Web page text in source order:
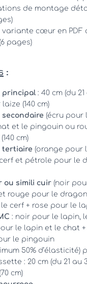
de montage
variante cœur en PDF
pages)
:
principal : 40 cm (du
(140 cm)
secondaire (écru pour
et le pingouin ou
cm)
tertiaire (orange pour
et pétrole pour le
ou simili cuir (noir
rouge pour le
cerf + rose pour le
: noir pour le lapin,
le lapin et le chat
le pingouin
50% d’élasticité)
: 20 cm (du 21 au
cm)